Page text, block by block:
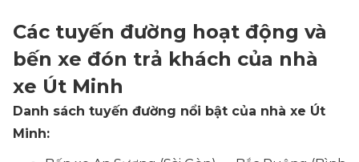
Các tuyến đường hoạt động và
bến xe đón trả khách của nhà
xe Út Minh
Danh sách tuyến đường nổi bật của nhà xe Út
Minh: